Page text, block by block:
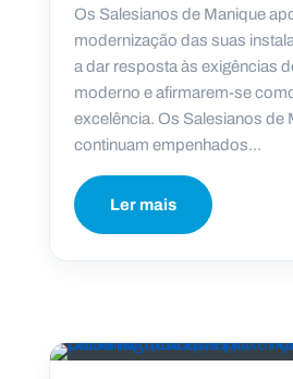
Os Salesianos de Manique
modernização das suas
a dar resposta às exigências
moderno e afirmarem-se
excelência. Os Salesianos de
continuam empenhados...
Ler mais
Notícias
P
A
L
A
I
a